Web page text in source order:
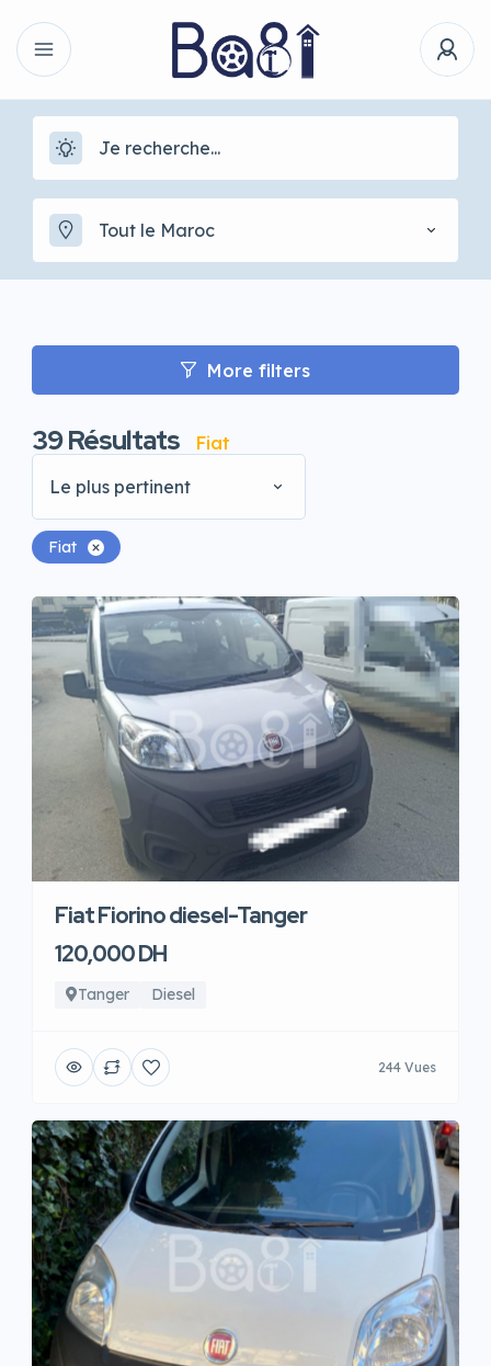
Tout le Maroc
More filters
39Résultats
Fiat
Le plus pertinent
Fiat
Fiat Fiorino diesel-Tanger
120,000 DH
Tanger Diesel
244 Vues